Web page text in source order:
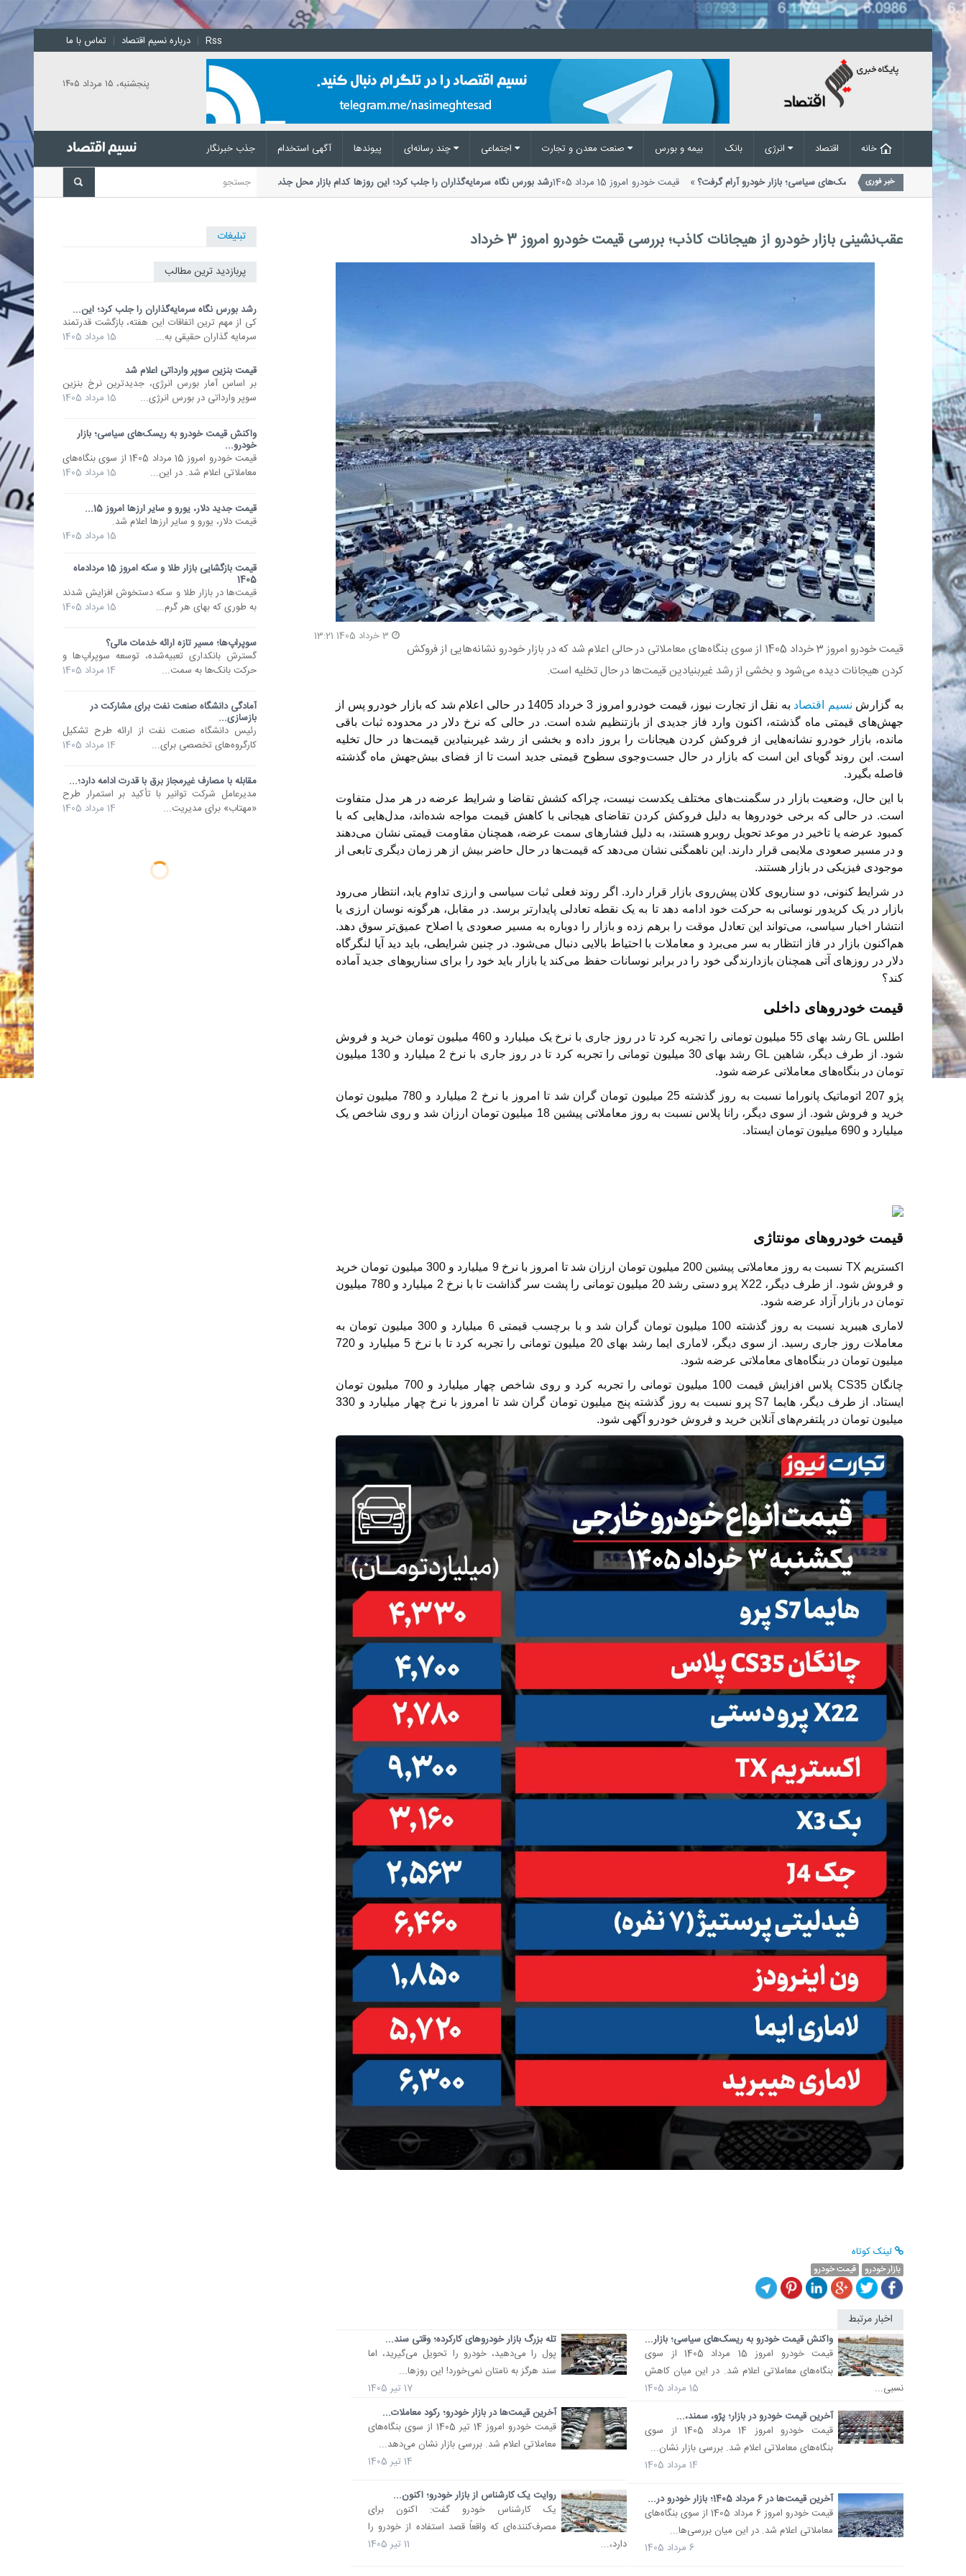
تماس با ما | درباره نسیم اقتصاد | Rss
پنجشنبه، ۱۵ مرداد ۱۴۰۵
جذب خبرنگار آگهی استخدام پیوند‌ها بیمه و بورس بانک اقتصاد
خبر فوری رشد بورس نگاه سرمایه‌گذاران را جلب کرد؛ این روزها کدام بازار محل جذب نقدینگی است؟
ترین اتفاقات این هفته، بازگشت قدرتمند سرمایه گذاران...
واکنش قیمت خودرو به ریسک‌های سیاسی؛ بازار خودرو آرام گرفت؟
قیمت خودرو امروز 15 مرداد 1405
از سوی بنگاه‌های معاملاتی اعلام شد....
در
تبلیغات
پربازدید ترین مطالب
رشد بورس نگاه سرمایه‌گذاران را جلب کرد؛ این...
کی از مهم ترین اتفاقات این هفته، بازگشت قدرتمند
سرمایه گذاران حقیقی به...
15 مرداد 1405
قیمت بنزین سوپر وارداتی اعلام شد
بر اساس آمار بورس انرژی، جدیدترین نرخ بنزین
سوپر وارداتی در بورس انرژی...
15 مرداد 1405
واکنش قیمت خودرو به ریسک‌های سیاسی؛ بازار
خودرو...
قیمت خودرو امروز 15 مرداد 1405 از سوی بنگاه‌های
معاملاتی اعلام شد. در این...
15 مرداد 1405
قیمت جدید دلار، یورو و سایر ارزها امروز 15...
قیمت دلار، یورو و سایر ارزها اعلام شد.
15 مرداد 1405
قیمت بازگشایی بازار طلا و سکه امروز 15 مردادماه
1405
قیمت‌ها در بازار طلا و سکه دستخوش افزایش شدند
به طوری که بهای هر گرم...
15 مرداد 1405
سوپراپ‌ها؛ مسیر تازه ارائه خدمات مالی؟
گسترش بانکداری تعبیه‌شده، توسعه سوپراپ‌ها و
حرکت بانک‌ها به سمت...
14 مرداد 1405
آمادگی دانشگاه صنعت نفت برای مشارکت در
بازسازی...
رئیس دانشگاه صنعت نفت از ارائه طرح تشکیل
کارگروه‌های تخصصی برای...
14 مرداد 1405
مقابله با مصارف غیرمجاز برق با قدرت ادامه دارد؛...
مدیرعامل شرکت توانیر با تأکید بر استمرار طرح
«مهتاب» برای مدیریت...
14 مرداد 1405
عقب‌نشینی بازار خودرو از هیجانات کاذب؛ بررسی قیمت خودرو امروز 3 خرداد
قیمت خودرو امروز 3 خرداد 1405 از سوی بنگاه‌های معاملاتی در حالی اعلام شد که در بازار خودرو نشانه‌هایی از فروکش
کردن هیجانات دیده می‌شود و بخشی از رشد غیربنیادین قیمت‌ها در حال تخلیه است.
به گزارش نسیم اقتصاد
به نقل از تجارت نیوز، قیمت خودرو امروز 3 خرداد 1405 در حالی اعلام شد که بازار خودرو پس از
جهش‌های قیمتی ماه گذشته، اکنون وارد فاز جدیدی از بازتنظیم شده است. در حالی که نرخ دلار در محدوده ثبات باقی
مانده، بازار خودرو نشانه‌هایی از فروکش کردن هیجانات را بروز داده و بخشی از رشد غیربنیادین قیمت‌ها در حال تخلیه
است. این روند گویای این است که بازار در حال جست‌وجوی سطوح قیمتی جدید است تا
از فضای بیش‌جهش ماه گذشته
فاصله بگیرد.
با این حال، وضعیت بازار در سگمنت‌های مختلف یکدست نیست، چراکه کشش تقاضا و شرایط عرضه در هر مدل متفاوت
است. در حالی که برخی خودروها به دلیل فروکش کردن تقاضای هیجانی با کاهش قیمت مواجه شده‌اند، مدل‌هایی که با
کمبود عرضه یا تاخیر در موعد تحویل روبرو هستند، به دلیل فشارهای سمت عرضه، همچنان مقاومت قیمتی نشان می‌دهند
و در مسیر صعودی ملایمی قرار دارند. این ناهمگنی نشان می‌دهد که قیمت‌ها در حال حاضر بیش از هر زمان دیگری تابعی از
موجودی فیزیکی در بازار هستند.
در شرایط کنونی، دو سناریوی کلان پیش‌روی بازار قرار دارد. اگر روند فعلی ثبات سیاسی و ارزی تداوم یابد، انتظار می‌رود
بازار در یک کریدور نوسانی به حرکت خود ادامه دهد تا به یک نقطه تعادلی پایدارتر برسد. در مقابل، هرگونه نوسان ارزی یا
انتشار اخبار سیاسی، می‌تواند این تعادل موقت را برهم زده و بازار را دوباره به مسیر صعودی یا اصلاح عمیق‌تر سوق دهد.
هم‌اکنون بازار در فاز انتظار به سر می‌برد و معاملات با احتیاط بالایی دنبال می‌شود. در چنین شرایطی، باید دید آیا لنگرگاه
دلار در روزهای آتی همچنان بازدارندگی خود را در برابر نوسانات حفظ می‌کند یا بازار باید خود را برای سناریوهای جدید آماده
کند؟
قیمت خودروهای داخلی
اطلس GL رشد بهای 55 میلیون تومانی را تجربه کرد تا در روز جاری با نرخ یک میلیارد و 460 میلیون تومان خرید و فروش
شود. از طرف دیگر، شاهین GL رشد بهای 30 میلیون تومانی را تجربه کرد تا در روز جاری با نرخ 2 میلیارد و 130 میلیون
تومان در بنگاه‌های معاملاتی عرضه شود.
پژو 207 اتوماتیک پانوراما نسبت به روز گذشته 25 میلیون تومان گران شد تا امروز با نرخ 2 میلیارد و 780 میلیون تومان
خرید و فروش شود. از سوی دیگر، رانا پلاس نسبت به روز معاملاتی پیشین 18 میلیون تومان ارزان شد و روی شاخص یک
میلیارد و 690 میلیون تومان ایستاد.
قیمت خودروهای مونتاژی
اکستریم TX نسبت به روز معاملاتی پیشین 200 میلیون تومان ارزان شد تا امروز با نرخ 9 میلیارد و 300 میلیون تومان خرید
و فروش شود. از طرف دیگر، X22 پرو دستی رشد 20 میلیون تومانی را پشت سر گذاشت تا با نرخ 2 میلیارد و 780 میلیون
تومان در بازار آزاد عرضه شود.
لاماری هیبرید نسبت به روز گذشته 100 میلیون تومان گران شد و با برچسب قیمتی 6 میلیارد و 300 میلیون تومان به
معاملات روز جاری رسید. از سوی دیگر، لاماری ایما رشد بهای 20 میلیون تومانی را تجربه کرد تا با نرخ 5 میلیارد و 720
میلیون تومان در بنگاه‌های معاملاتی عرضه شود.
چانگان CS35 پلاس افزایش قیمت 100 میلیون تومانی را تجربه کرد و روی شاخص چهار میلیارد و 700 میلیون تومان
ایستاد. از طرف دیگر، هایما S7 پرو نسبت به روز گذشته پنج میلیون تومان گران شد تا امروز با نرخ چهار میلیارد و 330
میلیون تومان در پلتفرم‌های آنلاین خرید و فروش خودرو آگهی شود.
لینک کوتاه
بازار خودرو قیمت خودرو
اخبار مرتبط
واکنش قیمت خودرو به ریسک‌های سیاسی؛ بازار...
قیمت خودرو امروز 15 مرداد 1405 از سوی
بنگاه‌های معاملاتی اعلام شد. در این میان کاهش
نسبی...
15 مرداد 1405
آخرین قیمت خودرو در بازار؛ پژو، سمند،...
قیمت خودرو امروز 14 مرداد 1405 از سوی
بنگاه‌های معاملاتی اعلام شد. بررسی‌ بازار نشان...
14 مرداد 1405
آخرین قیمت‌ها در 6 مرداد 1405؛ بازار خودرو در...
قیمت خودرو امروز 6 مرداد 1405 از سوی بنگاه‌های
معاملاتی اعلام شد. در این میان بررسی‌ها...
6 مرداد 1405
تله بزرگ بازار خودروهای کارکرده؛ وقتی سند...
پول را می‌دهید، خودرو را تحویل می‌گیرید، اما
سند هرگز به نامتان نمی‌خورد! این روزها...
17 تیر 1405
آخرین قیمت‌ها در بازار خودرو؛ رکود معاملات...
قیمت خودرو امروز 14 تیر 1405 از سوی بنگاه‌های
معاملاتی اعلام شد. بررسی بازار نشان می‌دهد...
14 تیر 1405
روایت یک کارشناس از بازار خودرو؛ اکنون...
یک کارشناس خودرو گفت: اکنون برای
مصرف‌کننده‌ای که واقعاً قصد استفاده از خودرو را
دارد،...
11 تیر 1405